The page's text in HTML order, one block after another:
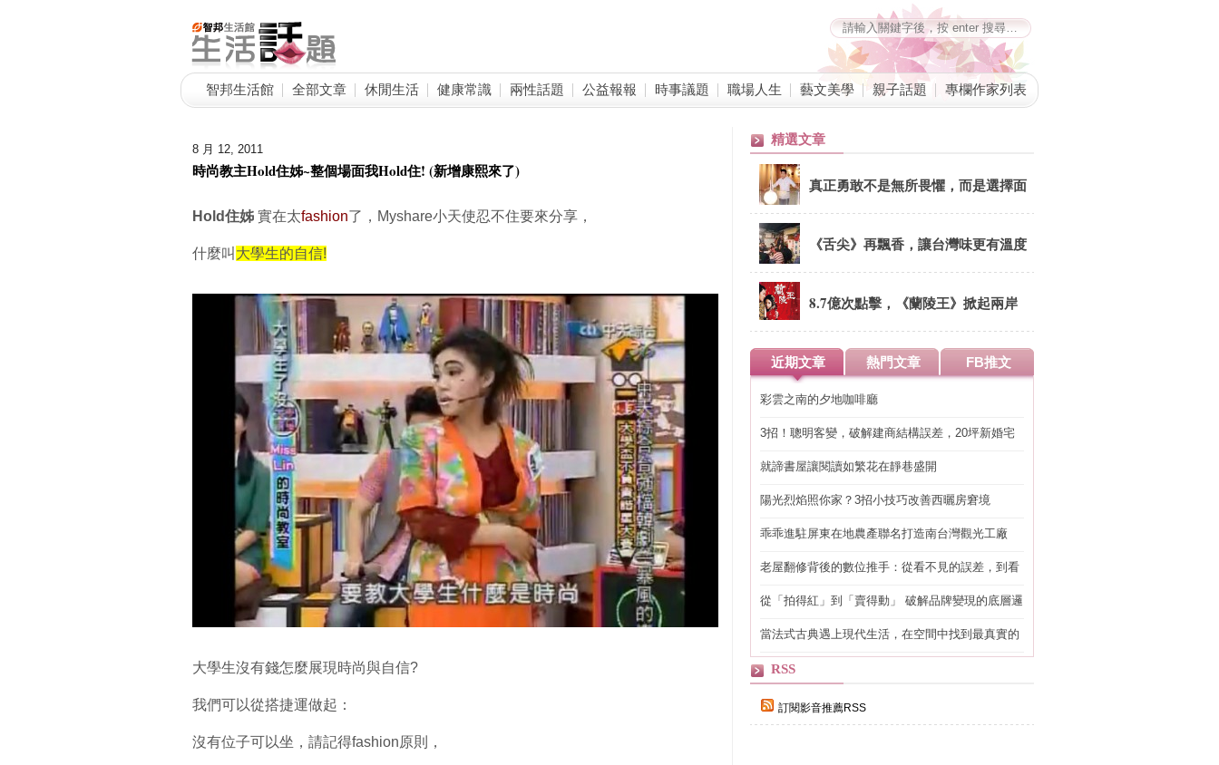
智邦生活館 全部文章 休閒生活 健康常識 兩性話題 公益報報 時事議題 職場人生 藝文美學 親子話題 專欄作家列表
8 月 12, 2011
時尚教主Hold住姊~整個場面我Hold住! (新增康熙來了)
Hold住姊 實在太fashion了，Myshare小天使忍不住要來分享，
什麼叫 大學生的自信!
大學生沒有錢怎麼展現時尚與自信?
我們可以從搭捷運做起：
沒有位子可以坐，請記得fashion原則，
精選文章
真正勇敢不是無所畏懼，而是選擇面
對
《舌尖》再飄香，讓台灣味更有溫度
8.7億次點擊，《蘭陵王》掀起兩岸
歷史瘋
近期文章 熱門文章 FB推文
彩雲之南的夕地咖啡廳
3招！聰明客變，破解建商結構誤差，20坪新婚宅
就諦書屋讓閱讀如繁花在靜巷盛開
陽光烈焰照你家？3招小技巧改善西曬房窘境
乖乖進駐屏東在地農產聯名打造南台灣觀光工廠
老屋翻修背後的數位推手：從看不見的誤差，到看
從「拍得紅」到「賣得動」 破解品牌變現的底層邏
當法式古典遇上現代生活，在空間中找到最真實的
RSS
訂閱影音推薦RSS